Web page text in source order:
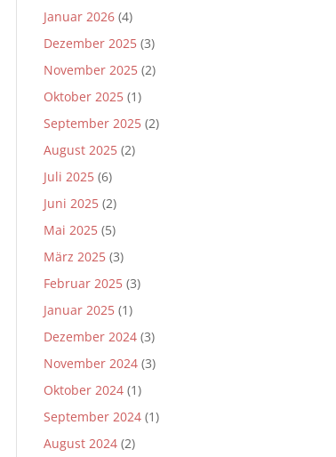
Januar 2026 (4)
Dezember 2025 (3)
November 2025 (2)
Oktober 2025 (1)
September 2025 (2)
August 2025 (2)
Juli 2025 (6)
Juni 2025 (2)
Mai 2025 (5)
März 2025 (3)
Februar 2025 (3)
Januar 2025 (1)
Dezember 2024 (3)
November 2024 (3)
Oktober 2024 (1)
September 2024 (1)
August 2024 (2)